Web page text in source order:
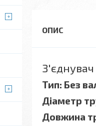
Тип: Без
Діаметр
Довжина